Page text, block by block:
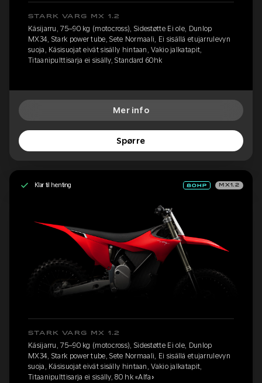
STARK VARG MX 1.2
Käsijarru, 75–90 kg (motocross), Sidestøtte Ei ole, Dunlop
MX34, Stark power tube, Sete Normaali, Ei sisällä etujarrulevyn
suoja, Käsisuojat eivät sisälly hintaan, Vakio jalkatapit,
Titaanipulttisarja ei sisälly, Standard 60hk
Mer info
Spørre
Klar til henting MX1.2
STARK VARG MX 1.2
Käsijarru, 75–90 kg (motocross), Sidestøtte Ei ole, Dunlop
MX34, Stark power tube, Sete Normaali, Ei sisällä etujarrulevyn
suoja, Käsisuojat eivät sisälly hintaan, Vakio jalkatapit,
Titaanipulttisarja ei sisälly, 80 hk «Alfa»